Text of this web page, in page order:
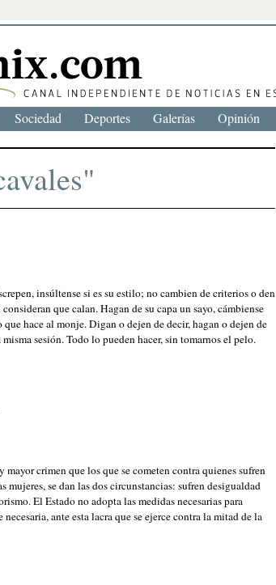
insúltense si es su estilo; no cambien de criterios o den
que calan. Hagan de su capa un sayo, cámbiense
hace al monje. Digan o dejen de decir, hagan o dejen de
sesión. Todo lo pueden hacer, sin tomarnos el pelo.
crimen que los que se cometen contra quienes sufren
mujeres, se dan las dos circunstancias: sufren desigualdad
El Estado no adopta las medidas necesarias para
ante esta lacra que se ejerce contra la mitad de la
Sociedad Deportes Galerías Opinión